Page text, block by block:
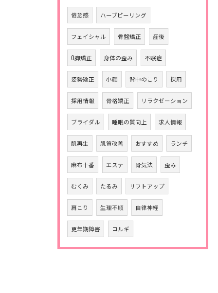
倦怠感 ハーブピーリング
フェイシャル 骨盤矯正 産後
O脚矯正 身体の歪み 不眠症
姿勢矯正 小顔 背中のこり 採用
採用情報 骨格矯正 リラクゼーション
ブライダル 睡眠の質向上 求人情報
肌再生 肌質改善 おすすめ ランチ
麻布十番 エステ 骨気法 歪み
むくみ たるみ リフトアップ
肩こり 生理不順 自律神経
更年期障害 コルギ